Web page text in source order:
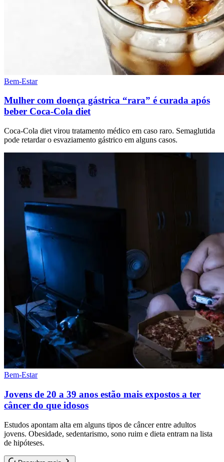
Bem-Estar
Mulher com doença gástrica “rara” é curada após
beber Coca-Cola diet
Coca-Cola diet virou tratamento médico em caso raro. Semaglutida
pode retardar o esvaziamento gástrico em alguns casos.
Bem-Estar
Jovens de 20 a 39 anos estão mais expostos a ter
câncer do que idosos
Estudos apontam alta em alguns tipos de câncer entre adultos
jovens. Obesidade, sedentarismo, sono ruim e dieta entram na lista
de hipóteses.